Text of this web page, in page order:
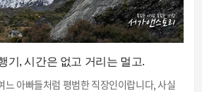
기, 시간은 없고 거리는 멀고.
느 아빠들처럼 평범한 직장인이랍니다, 사실